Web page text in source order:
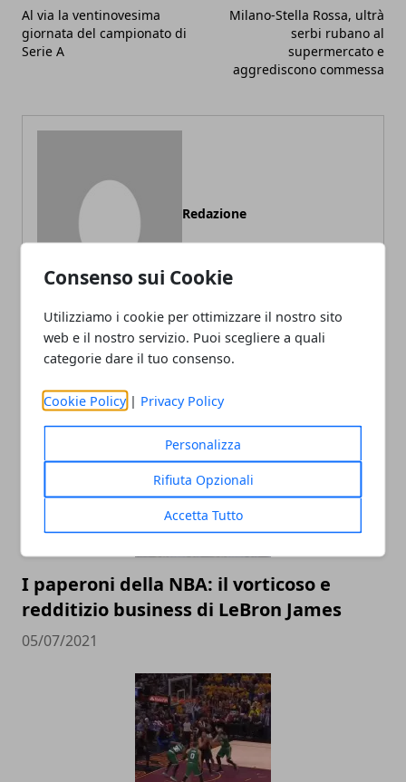
Consenso sui Cookie
Utilizziamo i cookie per ottimizzare il nostro sito
web e il nostro servizio. Puoi scegliere a quali
categorie dare il tuo consenso.
Cookie Policy | Privacy Policy
Personalizza
Rifiuta Opzionali
Accetta Tutto
Al via la ventinovesima
giornata del campionato di
Serie A
Milano-Stella Rossa, ultrà
serbi rubano al
supermercato e
aggrediscono commessa
Redazione
I paperoni della NBA: il vorticoso e
redditizio business di LeBron James
05/07/2021